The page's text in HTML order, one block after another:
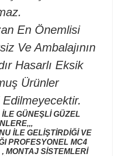
En Önemlisi
Ve Ambalajının
Hasarlı Eksik
Ürünler
GÜNEŞLİ GÜZEL
İLE GELİŞTİRDİĞİ VE
PROFESYONEL MC4
MONTAJ SİSTEMLERİ